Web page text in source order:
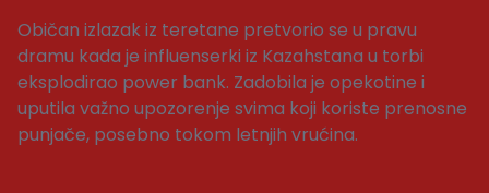
Običan izlazak iz teretane pretvorio se u pravu
dramu kada je influenserki iz Kazahstana u torbi
eksplodirao power bank. Zadobila je opekotine i
uputila važno upozorenje svima koji koriste prenosne
punjače, posebno tokom letnjih vrućina.